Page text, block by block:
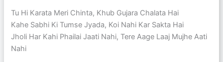
Tu Hi Karata Meri Chinta, Khub Gujara Chalata Hai
Kahe Sabhi Ki Tumse Jyada, Koi Nahi Kar Sakta Hai
Jholi Har Kahi Phailai Jaati Nahi, Tere Aage Laaj Mujhe Aati
Nahi